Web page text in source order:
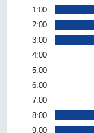
1:00
2:00
3:00
4:00
5:00
6:00
7:00
8:00
9:00